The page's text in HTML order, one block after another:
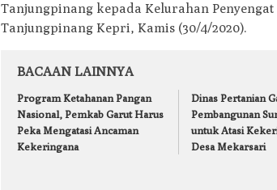
Tanjungpinang kepada Kelurahan
Tanjungpinang Kepri, Kamis (30/4/2020).
BACAAN LAINNYA
Program Ketahanan Pangan
Nasional, Pemkab Garut Harus
Peka Mengatasi Ancaman
Kekeringana
Dinas Pertanian
Pembangunan
untuk Atasi
Desa Mekarsari